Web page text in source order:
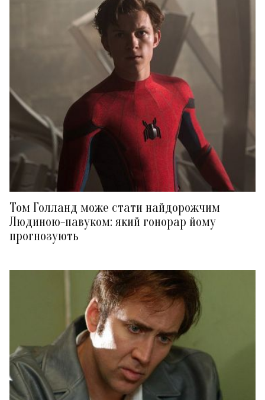
Том Голланд може стати найдорожчим
Людиною-павуком: який гонорар йому
прогнозують